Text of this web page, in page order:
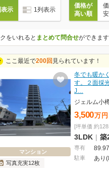
示 1列表示
価格が
高い順
をいれると まとめて問合せができま
ここ最近で200回 見られています！
マンション
写真充実12枚
冬でも暖か
す。２面採
J…
ジェルム小
3,500万 円
[坪単価 約
3LDK | 築
専有
駐車 あり